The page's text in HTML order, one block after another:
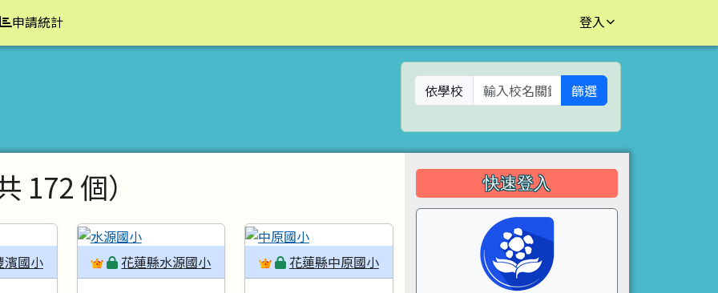
申請統計 登入
依學校 篩選
172 個）
濱國小 花蓮縣水源國小 花蓮縣中原國小
左邊區域內容
快速登入